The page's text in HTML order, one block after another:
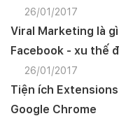
26/01/2017
Viral Marketing là
Facebook - xu thế
26/01/2017
Tiện ích
Google Chrome